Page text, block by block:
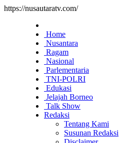
https://nusautaratv.com/
Home
Nusantara
Ragam
Nasional
Parlementaria
TNI-POLRI
Edukasi
Jelajah Borneo
Talk Show
Redaksi
Tentang Kami
Susunan Redaksi